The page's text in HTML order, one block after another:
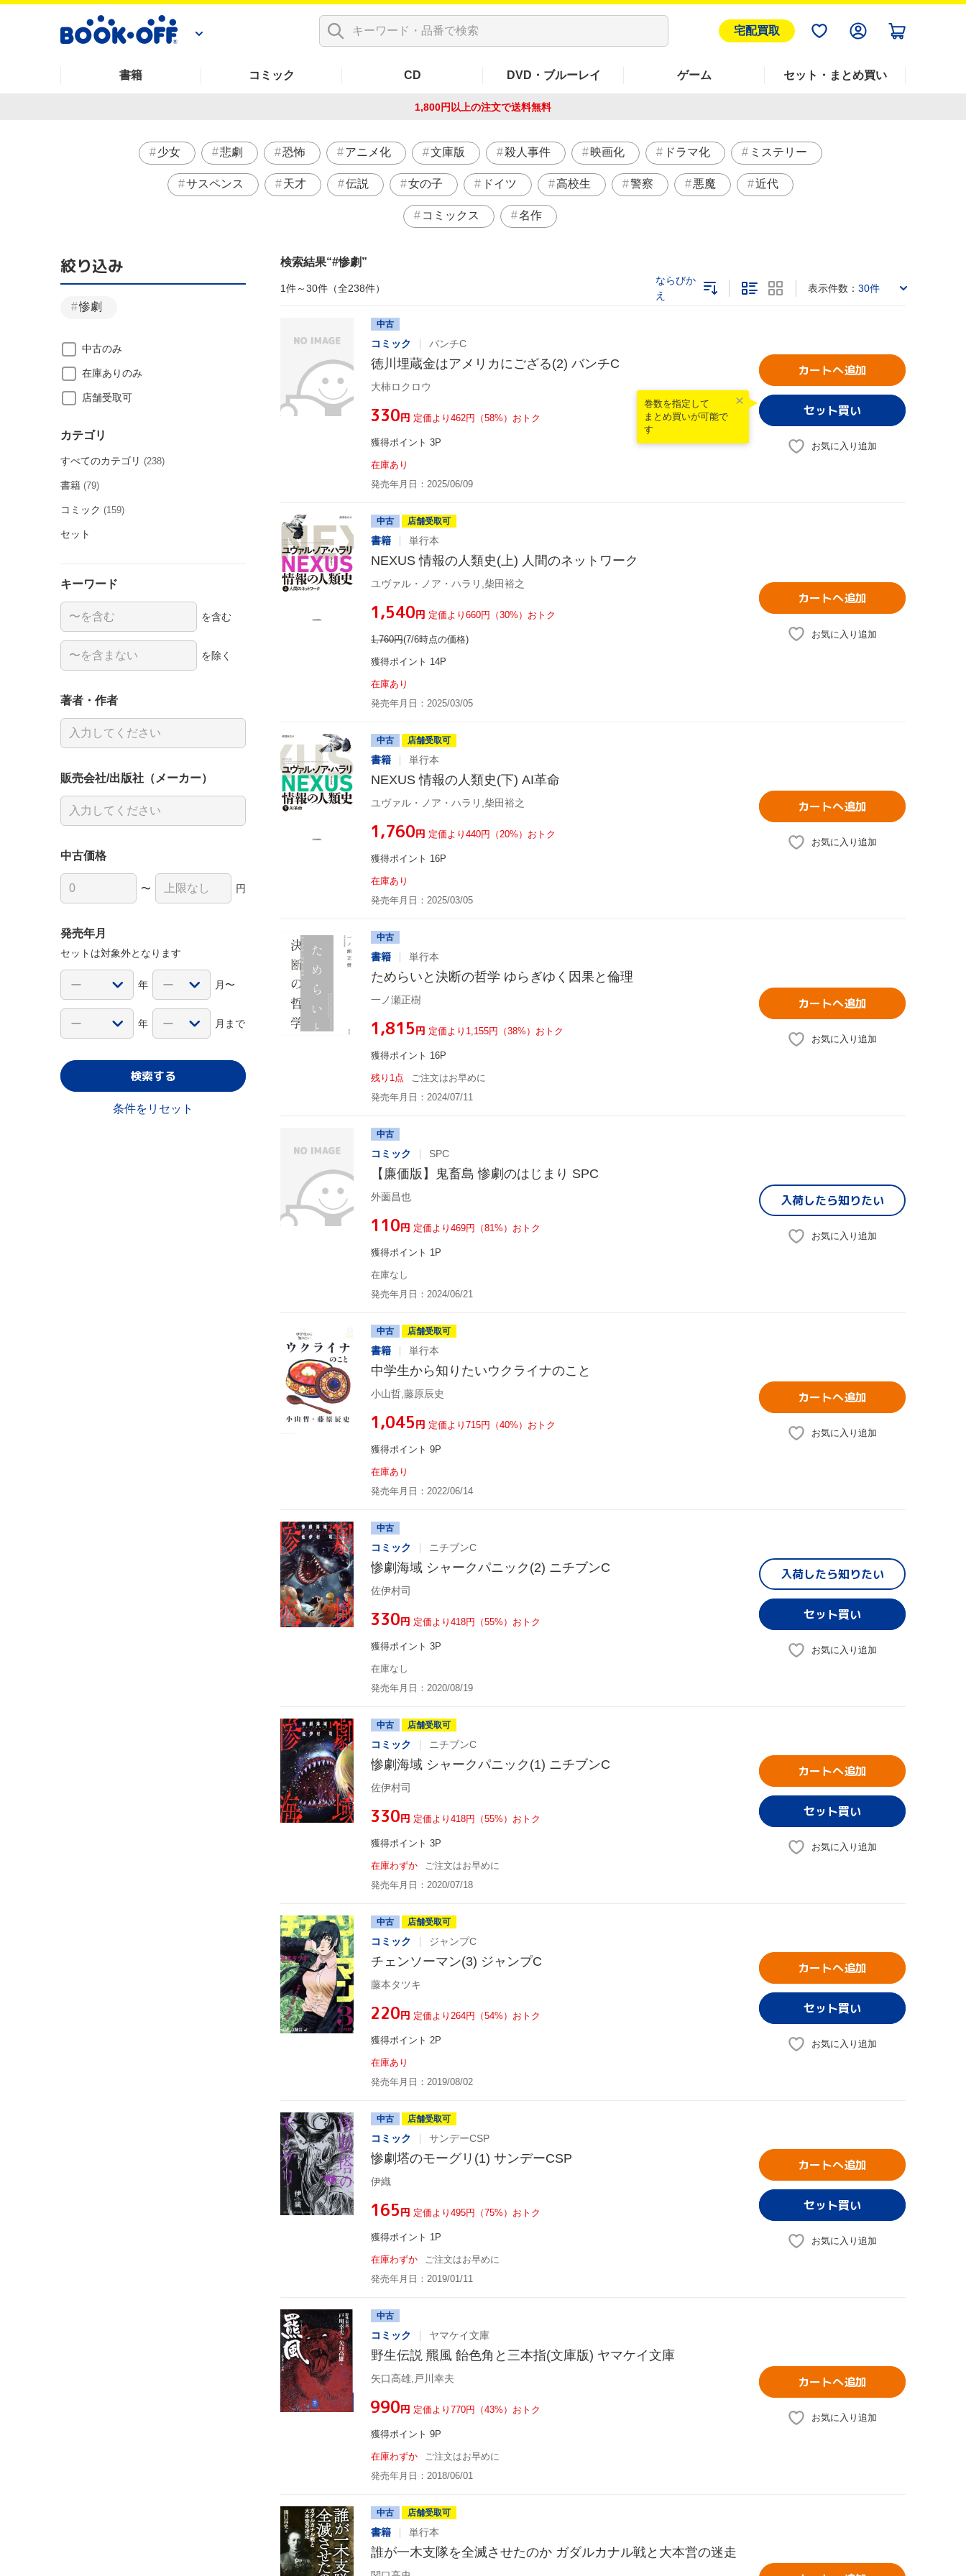
宅配買取
書籍 コミック CD DVD・ブルーレイ ゲーム セット・まとめ買い
1,800円以上の注文で送料無料
少女 悲劇 恐怖 アニメ化 文庫版 殺人事件 映画化 ドラマ化 ミステリー
サスペンス 天才 伝説 女の子 ドイツ 高校生 警察 悪魔 近代
コミックス 名作
検索結果 #惨劇
1件～30件（全238件）
ならびか
え
表示件数： 30件
中古
コミック バンチC
徳川埋蔵金はアメリカにござる(2) バンチC
大柿ロクロウ
¥330円 定価より462円（58%）おトク
獲得ポイント 3P
在庫あり
発売年月日：2025/06/09
カートへ追加
巻数を指定して
まとめ買いが可能で
す
お気に入り追加
中古 店舗受取可
書籍 単行本
NEXUS 情報の人類史(上) 人間のネットワーク
ユヴァル・ノア・ハラリ,柴田裕之
¥1,540円 定価より660円（30%）おトク
1,760円(7/6時点の価格)
獲得ポイント 14P
在庫あり
発売年月日：2025/03/05
カートへ追加
お気に入り追加
中古 店舗受取可
書籍 単行本
NEXUS 情報の人類史(下) AI革命
ユヴァル・ノア・ハラリ,柴田裕之
¥1,760円 定価より440円（20%）おトク
獲得ポイント 16P
在庫あり
発売年月日：2025/03/05
カートへ追加
お気に入り追加
中古
書籍 単行本
ためらいと決断の哲学 ゆらぎゆく因果と倫理
一ノ瀬正樹
¥1,815円 定価より1,155円（38%）おトク
獲得ポイント 16P
残り1点
ご注文はお早めに
発売年月日：2024/07/11
カートへ追加
お気に入り追加
中古
コミック SPC
【廉価版】鬼畜島 惨劇のはじまり SPC
外薗昌也
¥110円 定価より469円（81%）おトク
獲得ポイント 1P
在庫なし
発売年月日：2024/06/21
入荷したら知りたい
お気に入り追加
中古 店舗受取可
書籍 単行本
中学生から知りたいウクライナのこと
小山哲,藤原辰史
¥1,045円 定価より715円（40%）おトク
獲得ポイント 9P
在庫あり
発売年月日：2022/06/14
カートへ追加
お気に入り追加
中古
コミック ニチブンC
惨劇海域 シャークパニック(2) ニチブンC
佐伊村司
¥330円 定価より418円（55%）おトク
獲得ポイント 3P
在庫なし
発売年月日：2020/08/19
入荷したら知りたい
お気に入り追加
中古 店舗受取可
コミック ニチブンC
惨劇海域 シャークパニック(1) ニチブンC
佐伊村司
¥330円 定価より418円（55%）おトク
獲得ポイント 3P
在庫わずか
ご注文はお早めに
発売年月日：2020/07/18
カートへ追加
お気に入り追加
中古 店舗受取可
コミック ジャンプC
チェンソーマン(3) ジャンプC
藤本タツキ
¥220円 定価より264円（54%）おトク
獲得ポイント 2P
在庫あり
発売年月日：2019/08/02
カートへ追加
お気に入り追加
中古 店舗受取可
コミック サンデーCSP
惨劇塔のモーグリ(1) サンデーCSP
伊織
¥165円 定価より495円（75%）おトク
獲得ポイント 1P
在庫わずか
ご注文はお早めに
発売年月日：2019/01/11
カートへ追加
お気に入り追加
中古
コミック ヤマケイ文庫
野生伝説 羆風 飴色角と三本指(文庫版) ヤマケイ文庫
矢口高雄,戸川幸夫
¥990円 定価より770円（43%）おトク
獲得ポイント 9P
在庫わずか
ご注文はお早めに
発売年月日：2018/06/01
カートへ追加
お気に入り追加
中古 店舗受取可
書籍 単行本
誰が一木支隊を全滅させたのか ガダルカナル戦と大本営の迷走
絞り込み
惨劇
中古のみ
在庫ありのみ
店舗受取可
カテゴリ
すべてのカテゴリ (238)
書籍 (79)
コミック (159)
セット
キーワード
を含む
を除く
著者・作者
販売会社/出版社（メーカー）
中古価格
〜 円
発売年月
セットは対象外となります
年 月〜
年 月まで
検索する
条件をリセット